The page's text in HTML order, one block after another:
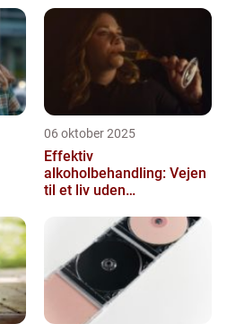
06 oktober 2025
Effektiv
alkoholbehandling: Vejen
til et liv uden